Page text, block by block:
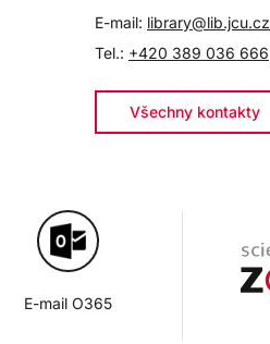
E-mail: library@lib.jcu.cz
Tel.: +420 389 036 666
Všechny kontakty
E-mail O365